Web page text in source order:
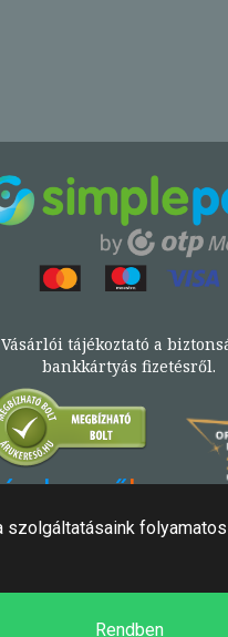
Vásárlói tájékoztató a
bankkártyás fizetésről.
Könyv az Árukeresőn